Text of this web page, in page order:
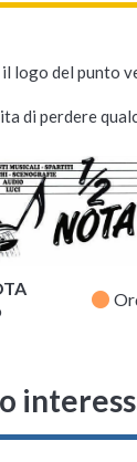
Leather
Yellow
su ordinazione
solo 6,90 €
logo del punto
di perdere
fiber_manual_record